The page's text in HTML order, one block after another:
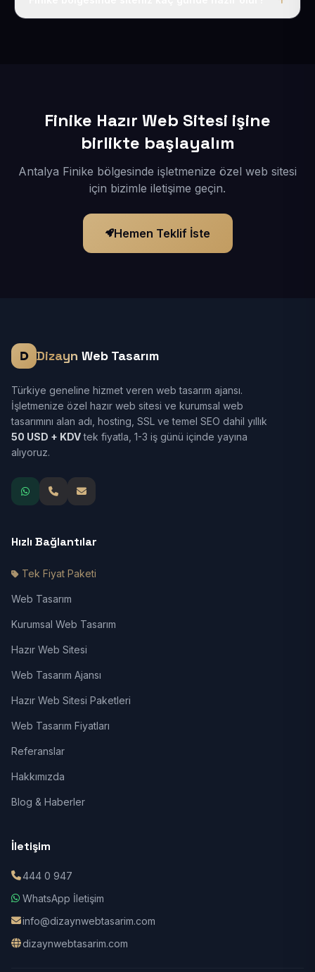
Finike Hazır Web Sitesi işine
birlikte başlayalım
Antalya Finike bölgesinde işletmenize özel web sitesi
için bizimle iletişime geçin.
Hemen Teklif İste
Dizayn Web Tasarım
Türkiye geneline hizmet veren web tasarım ajansı.
İşletmenize özel hazır web sitesi ve kurumsal web
tasarımını alan adı, hosting, SSL ve temel SEO dahil yıllık
50 USD + KDVtek fiyatla, 1-3 iş günü içinde yayına
alıyoruz.
Hızlı Bağlantılar
Tek Fiyat Paketi
Web Tasarım
Kurumsal Web Tasarım
Hazır Web Sitesi
Web Tasarım Ajansı
Hazır Web Sitesi Paketleri
Web Tasarım Fiyatları
Referanslar
Hakkımızda
Blog & Haberler
İletişim
444 0 947
WhatsApp İletişim
info@dizaynwebtasarim.com
dizaynwebtasarim.com